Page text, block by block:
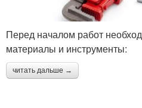
Перед началом работ
материалы и инструменты:
читать дальше →